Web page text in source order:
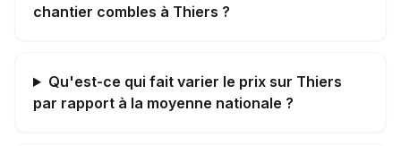
chantier combles à Thiers ?
Qu'est-ce qui fait varier le prix sur Thiers
par rapport à la moyenne nationale ?